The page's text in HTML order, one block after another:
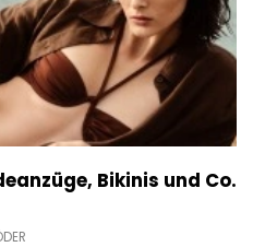
Bikinis und Co.